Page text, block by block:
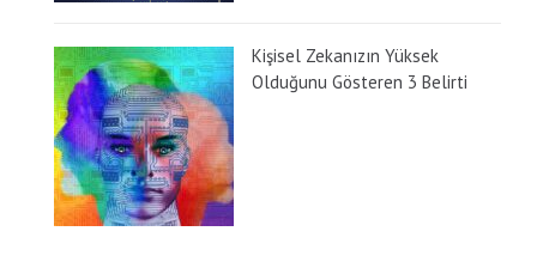
Kişisel Zekanızın Yüksek
Olduğunu Gösteren 3 Belirti